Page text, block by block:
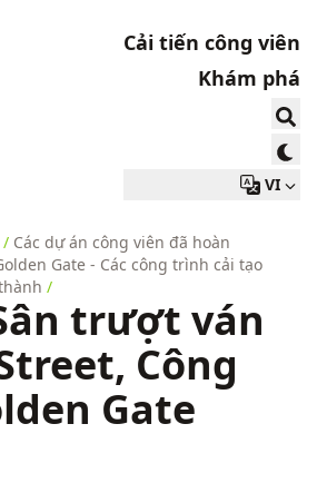
Cải tiến công viên
Khám phá
VI
/ Các dự án công viên đã hoàn
Gate - Các công trình cải tạo
/
trượt ván
Công
Gate